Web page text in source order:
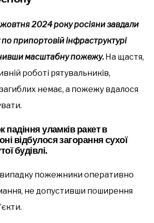
жовтня 2024 року росіяни завдали
припортовій інфраструктурі
масштабну пожежу. На щастя,
роботі рятувальників,
немає, а пожежу вдалося
падіння уламків ракет в
відбулося загорання сухої
будівлі.
випадку пожежники оперативно
не допустивши поширення